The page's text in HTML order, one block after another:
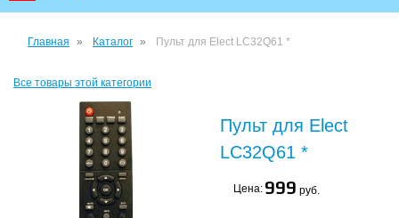
Главная Каталог Пульт для Elect LC32Q61 *
Все товары этой категории
Пульт для Elect
LC32Q61 *
Цена: 999 руб.